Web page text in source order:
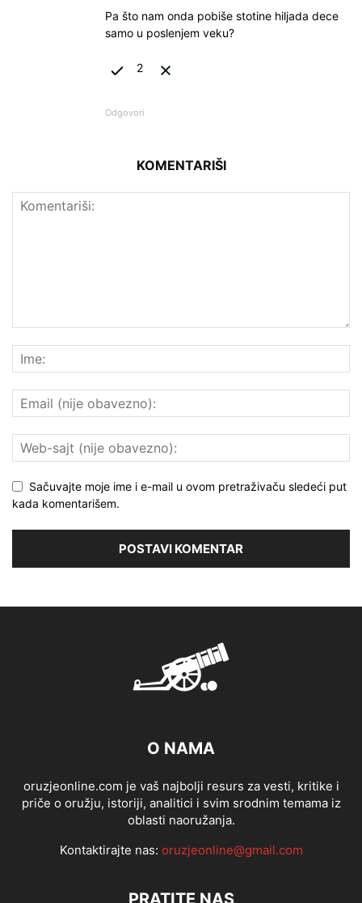
Pa što nam onda pobiše stotine hiljada dece
samo u poslenjem veku?
2
Odgovori
KOMENTARIŠI
Sačuvajte moje ime i e-mail u ovom pretraživaču sledeći put
kada komentarišem.
O NAMA
oruzjeonline.com je vaš najbolji resurs za vesti, kritike i
priče o oružju, istoriji, analitici i svim srodnim temama iz
oblasti naoružanja.
Kontaktirajte nas: oruzjeonline@gmail.com
PRATITE NAS